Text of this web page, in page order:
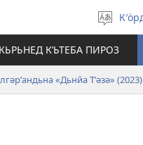
КʹЬТЕБА ПИРОЗ
«Дьнйа Тʹәзә» (2023)